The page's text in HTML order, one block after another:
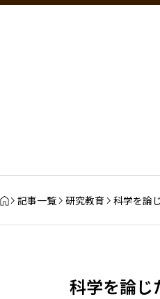
記事一覧 研究教育 科学を論
科学を論じ